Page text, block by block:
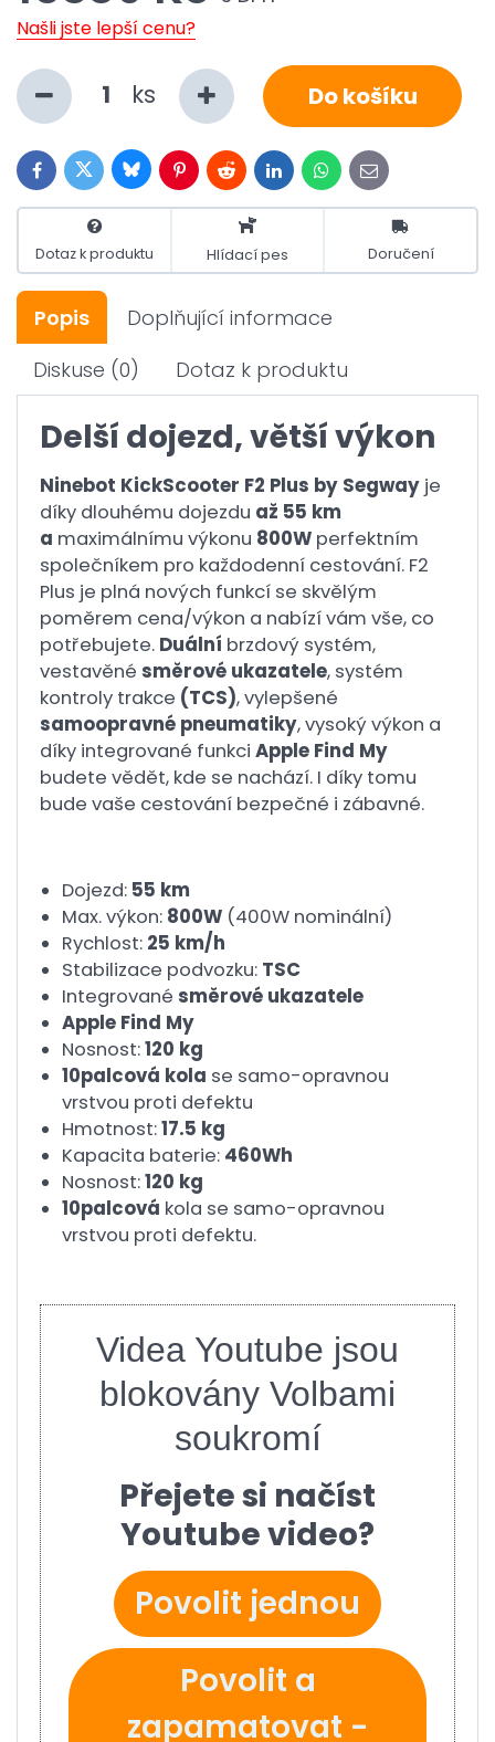
Našli jste lepší cenu?
ks Do košíku
FacebookTwitterBlueskyPinterestRedditLinkedInWhatsApp
E-
mail
Dotaz k produktu Hlídací pes Doručení
Popis
Doplňující informace
Diskuse (0) Dotaz k produktu
Delší dojezd, větší výkon
Ninebot KickScooter F2 Plus by Segway je
díky dlouhému dojezdu až 55 km
a maximálnímu výkonu 800W perfektním
společníkem pro každodenní cestování. F2
Plus je plná nových funkcí se skvělým
poměrem cena/výkon a nabízí vám vše, co
potřebujete. Duální brzdový systém,
vestavěné směrové ukazatele, systém
kontroly trakce (TCS), vylepšené
samoopravné pneumatiky, vysoký výkon a
díky integrované funkci Apple Find My
budete vědět, kde se nachází. I díky tomu
bude vaše cestování bezpečné i zábavné.
Dojezd: 55 km
Max. výkon: 800W (400W nominální)
Rychlost: 25 km/h
Stabilizace podvozku: TSC
Integrované směrové ukazatele
Apple Find My
Nosnost:120 kg
10palcová kola se samo-opravnou
vrstvou proti defektu
Hmotnost:17.5 kg
Kapacita baterie: 460Wh
Nosnost:120 kg
10palcová kola se samo-opravnou
vrstvou proti defektu.
Videa Youtube jsou
blokovány Volbami
soukromí
Přejete si načíst
Youtube video?
Povolit jednou
Povolit a
zapamatovat -